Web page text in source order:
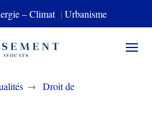
– Climat | Urbanisme
$
Droit de